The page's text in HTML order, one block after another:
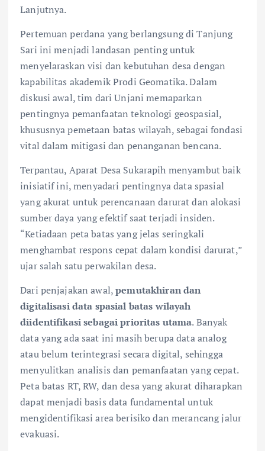
Lanjutnya.
Pertemuan perdana yang berlangsung di Tanjung
Sari ini menjadi landasan penting untuk
menyelaraskan visi dan kebutuhan desa dengan
kapabilitas akademik Prodi Geomatika. Dalam
diskusi awal, tim dari Unjani memaparkan
pentingnya pemanfaatan teknologi geospasial,
khususnya pemetaan batas wilayah, sebagai fondasi
vital dalam mitigasi dan penanganan bencana.
Terpantau, Aparat Desa Sukarapih menyambut baik
inisiatif ini, menyadari pentingnya data spasial
yang akurat untuk perencanaan darurat dan alokasi
sumber daya yang efektif saat terjadi insiden.
“Ketiadaan peta batas yang jelas seringkali
menghambat respons cepat dalam kondisi darurat,”
ujar salah satu perwakilan desa.
Dari penjajakan awal,pemutakhiran dan
digitalisasi data spasial batas wilayah
diidentifikasi sebagai prioritas utama. Banyak
data yang ada saat ini masih berupa data analog
atau belum terintegrasi secara digital, sehingga
menyulitkan analisis dan pemanfaatan yang cepat.
Peta batas RT, RW, dan desa yang akurat diharapkan
dapat menjadi basis data fundamental untuk
mengidentifikasi area berisiko dan merancang jalur
evakuasi.